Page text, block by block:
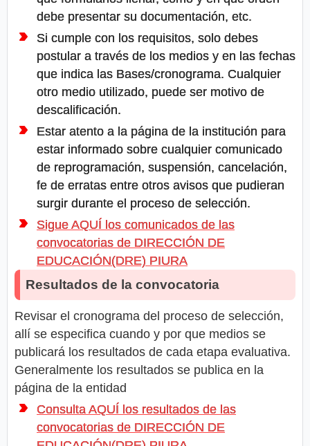
debe presentar su documentación, etc.
Si cumple con los requisitos, solo debes
postular a través de los medios y en las fechas
que indica las Bases/cronograma. Cualquier
otro medio utilizado, puede ser motivo de
descalificación.
Estar atento a la página de la institución para
estar informado sobre cualquier comunicado
de reprogramación, suspensión, cancelación,
fe de erratas entre otros avisos que pudieran
surgir durante el proceso de selección.
Sigue AQUÍ los comunicados de las
convocatorias de DIRECCIÓN DE
EDUCACIÓN(DRE) PIURA
Resultados de la convocatoria
Revisar el cronograma del proceso de selección,
allí se especifica cuando y por que medios se
publicará los resultados de cada etapa evaluativa.
Generalmente los resultados se publica en la
página de la entidad
Consulta AQUÍ los resultados de las
convocatorias de DIRECCIÓN DE